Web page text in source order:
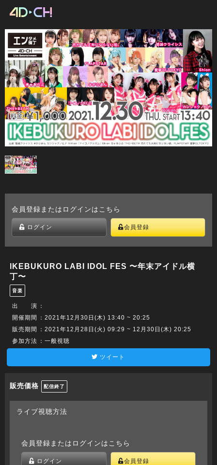
会員登録またはログインはこちら
ログイン 会員登録
lKEBUKURO LABI IDOL FES 〜年末アイドル横
丁〜
音楽
出 演 ：
開催期間
：2021年12月30日(木) 13:40 ~ 20:25
販売期間
：2021年12月28日(火) 09:29 ~ 12月30日(木) 20:25
参加方法 ：一般視聴
ツイート
販売価格 配信終了
ライブ視聴方法
会員登録またはログインはこちら
ログイン 会員登録